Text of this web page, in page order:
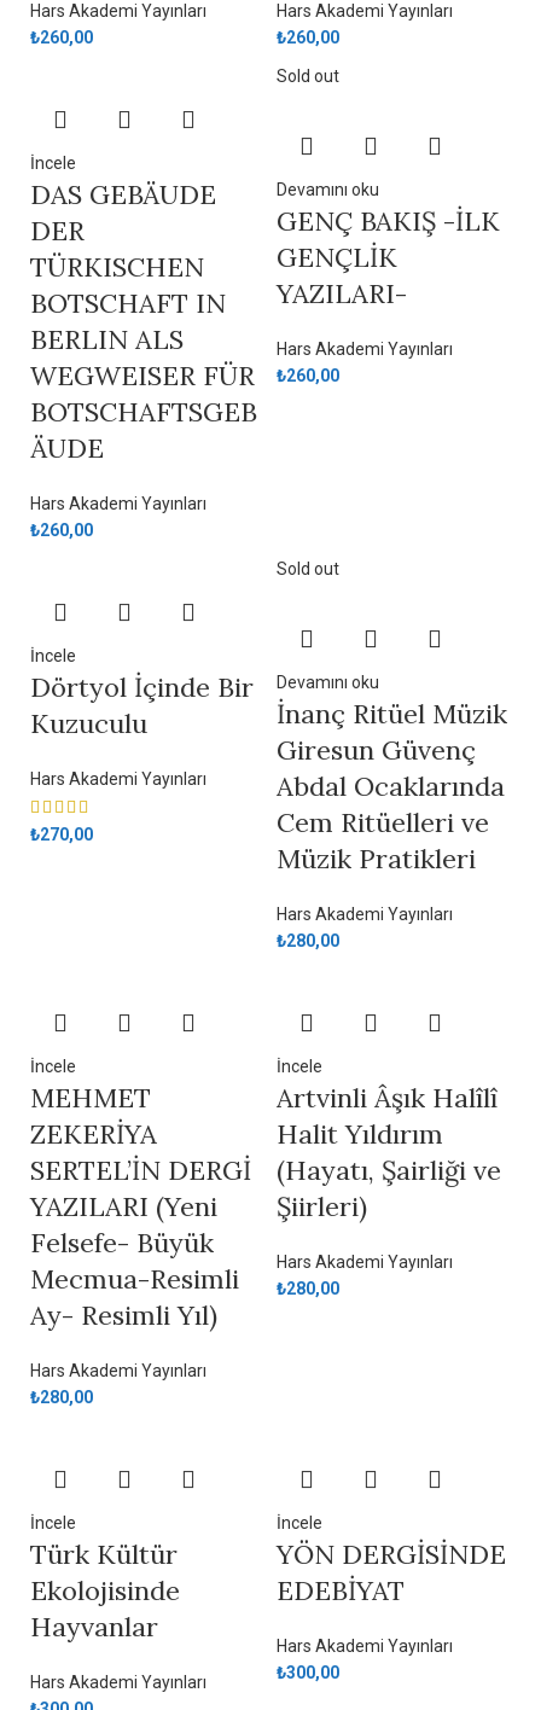
Hars Akademi Yayınları
₺260,00
Hars Akademi Yayınları
₺260,00
İncele
DAS GEBÄUDE
DER
TÜRKISCHEN
BOTSCHAFT IN
BERLIN ALS
WEGWEISER FÜR
BOTSCHAFTSGEB
ÄUDE
Hars Akademi Yayınları
₺260,00
Sold out
Devamını oku
GENÇ BAKIŞ -İLK
GENÇLİK
YAZILARI-
Hars Akademi Yayınları
₺260,00
İncele
Dörtyol İçinde Bir
Kuzuculu
Hars Akademi Yayınları
₺270,00
Sold out
Devamını oku
İnanç Ritüel Müzik
Giresun Güvenç
Abdal Ocaklarında
Cem Ritüelleri ve
Müzik Pratikleri
Hars Akademi Yayınları
₺280,00
İncele
MEHMET
ZEKERİYA
SERTEL’İN DERGİ
YAZILARI (Yeni
Felsefe- Büyük
Mecmua-Resimli
Ay- Resimli Yıl)
Hars Akademi Yayınları
₺280,00
İncele
Artvinli Âşık Halîlî
Halit Yıldırım
(Hayatı, Şairliği ve
Şiirleri)
Hars Akademi Yayınları
₺280,00
İncele
Türk Kültür
Ekolojisinde
Hayvanlar
Hars Akademi Yayınları
İncele
YÖN DERGİSİNDE
EDEBİYAT
Hars Akademi Yayınları
₺300,00